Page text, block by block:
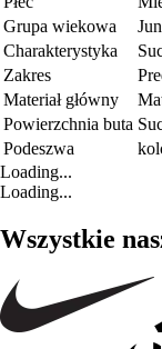
Grupa wiekowa
Charakterystyka
Zakres
Materiał główny
Powierzchnia buta
Podeszwa
Loading...
Loading...
Wszystkie